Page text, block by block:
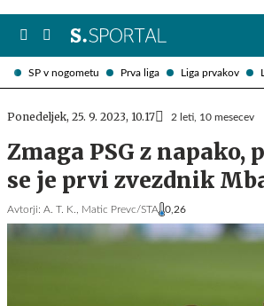
SP v nogometu Prva liga Liga prvakov
Ponedeljek, 25. 9. 2023, 10.17 2 leti, 10 mesecev
Zmaga PSG z napako,
se je prvi zvezdnik
Avtorji: A. T. K., Matic Prevc/STA 0,26